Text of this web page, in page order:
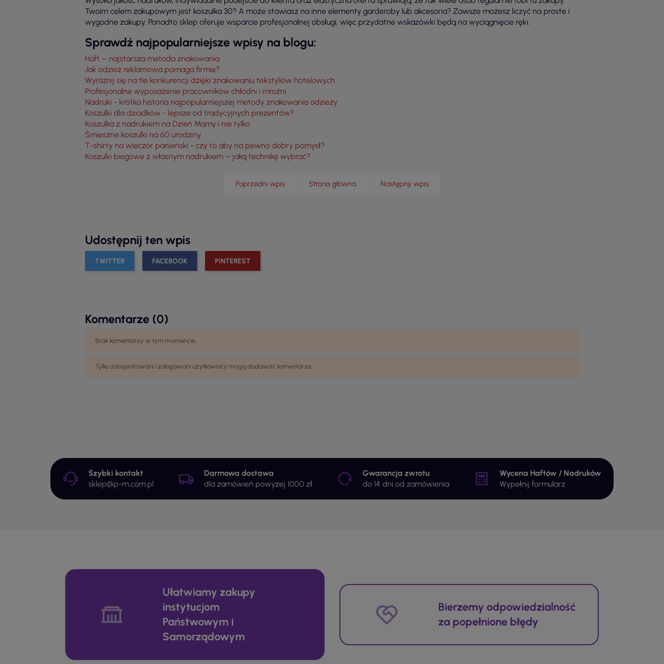
Twoim celem zakupowym jest koszulka 30? A może stawiasz na inne elementy garderoby lub akcesoria? Zawsze możesz liczyć na proste i
wygodne zakupy. Ponadto sklep oferuje wsparcie profesjonalnej obsługi, więc przydatne wskazówki będą na wyciągnięcie ręki.
Sprawdź najpopularniejsze wpisy na blogu:
Haft – najstarsza metoda znakowania
Jak odzież reklamowa pomaga firmie?
Wyróżnij się na tle konkurencji dzięki znakowaniu tekstyliów hotelowych
Profesjonalne wyposażenie pracowników chłodni i mroźni
Nadruki - krótka historia najpopularniejszej metody znakowania odzieży
Koszulki dla dziadków - lepsze od tradycyjnych prezentów?
Koszulka z nadrukiem na Dzień Mamy i nie tylko
Śmieszne koszulki na 60 urodziny
T-shirty na wieczór panieński - czy to aby na pewno dobry pomysł?
Koszulki biegowe z własnym nadrukiem – jaką technikę wybrać?
Poprzedni wpis Strona główna Następny wpis
Udostępnij ten wpis
TWITTER FACEBOOK PINTEREST
Komentarze (0)
Brak komentarzy w tym momencie.
Tylko zarejestrowani i zalogowani użytkownicy mogą dodawać komentarze
Szybki kontakt
sklep@p-m.com.pl
Darmowa dostawa
dla zamówień powyżej 1000 zł
Gwarancja zwrotu
do 14 dni od zamówienia
Wycena Haftów / Nadruków
Wypełnij formularz
Ułatwiamy zakupy
instytucjom
Państwowym i
Samorządowym
Bierzemy odpowiedzialność
za popełnione błędy